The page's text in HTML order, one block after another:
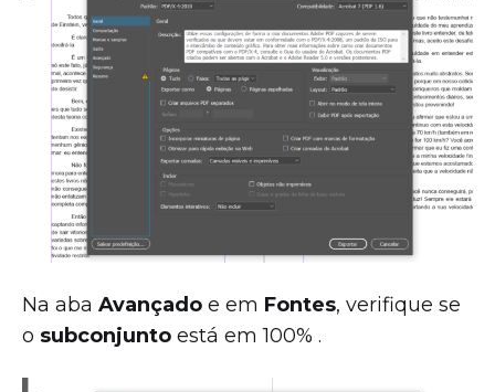
Na aba Avançado e em Fontes, verifique se
o subconjunto está em 100% .